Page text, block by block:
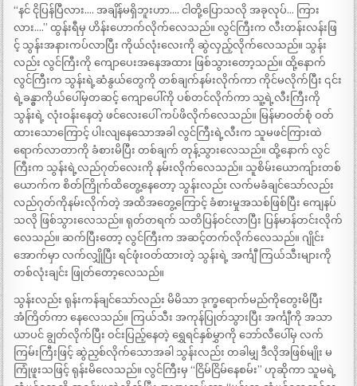
“နင် ငိုပြန်ပြီလား…. အချိန်မရှိဘူးဟာ…. ငါတို့ပြောသလို အခုလုပ်… ကြား
လား….” ထွန်းရီမှ ဟိန်းဟောက်လိုက်လေသည်။ လွင်ကြီးက လီးတန်းလန်းဖြ
င့် သွန်းအနားကပ်လာပြီး ကိုယ်လုံးလေးကို ဆွဲလှည့်လိုက်လေသည်။ သွန်း
လည်း လွင်ကြီးကို ကျောပေးအနေအထား ဖြစ်သွားတော့သည်။ ထို့နောက်
လွင်ကြီးက သွန်းရဲ့ဆံနွယ်တွေကို တစ်ချက်နမ်းလိုက်ကာ ကိုင်မလိုက်ပြီး ၎င်း
ရဲ့ခန္ဓာကိုယ်ပေါ်မှတဆင့် ကျောပေါ်ကို ပစ်တင်လိုက်ကာ သူ့ရဲ့လီးကြီးကို
သွန်းရဲ့ လုံးဝန်းနေတဲ့ ဖင်လေးပေါ် ကပ်ဖိလိုက်လေသည်။ မြန်မာဝတ်စုံ ဝတ်
ထားသောကြောင့် ပါးလျနေသောအခါ လွင်ကြီးရဲ့လီးက သူမဖင်ကြားထဲ
ရောက်လာတာကို ခံစားမိပြီး တစ်ချက် တုန့်သွားလေသည်။ ထို့နောက် လွင်
ကြီးက သွန်းရဲ့လည်ဂုတ်လေးကို နမ်းလိုက်လေသည်။ သူစိမ်းယောကျ်ားတစ်
ယောက်က စိတ်ကြိုက်ထိတွေ့နေတော့ သွန်းလည်း လက်မခံချင်သော်လည်း
လည်ဂုတ်ကိုနမ်းလိုက်တဲ့ အထိအတွေ့ကြောင့် ခံစားမှုအသစ်ဖြစ်ပြီး ကျေနပ်
သလို ဖြစ်သွားလေသည်။ ရုတ်တရက် သတိပြန်ဝင်လာပြီး ပြန်မာန်တင်းလိုက်
လေသည်။ ဆက်ပြီးတော့ လွင်ကြီးက အဆင့်တက်လိုက်လေသည်။ ဂျိုင်း
အောက်မှာ လက်လျှိုပြီး ရင်ဖုံးဝတ်ထားတဲ့ သွန်းရဲ့ အင်္ကျီ ကြယ်သီးများကို
တစ်လုံးချင်း ဖြုတ်တော့လေသည်။
သွန်းလည်း ရုန်းကန်ချင်သော်လည်း မိမိသာ ဒုက္ခရောက်မည်ကိုတွေးမိပြီး
အံကြိတ်ကာ နေလေသည်။ ကြယ်သီး အကုန်ပြုတ်သွားပြီး အင်္ကျီကို အသာ
ယာပင် ချွတ်လိုက်ပြီး ဝင်းပြည့်နေတဲ့ ရွှေရင်နှစ်မွှာကို ဘော်လီပေါ်မှ လက်
ကြမ်းကြီးဖြင့် ဆွဲညှစ်လိုက်သောအခါ သွန်းလည်း တခါမျှ ဒီလိုအဖြစ်မျိုး မ
ကြုံဖူးသဖြင့် ရုန်းမိလေသည်။ လွင်ကြီးမှ “ငြိမ်ငြိမ်နေစမ်း” ဟုဆိုကာ သူမရဲ့